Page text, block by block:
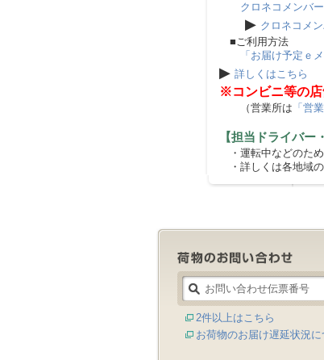
クロネコメンバ
▶ クロネコメ
■ご利用方法
「お届け予定ｅメ
▶ 詳しくはこちら
※コンビニ等の店
（営業所は 「営
【担当ドライバー
・運転中などのため
・詳しくは各地域の
2件以上はこちら
お荷物のお届け遅延状況に